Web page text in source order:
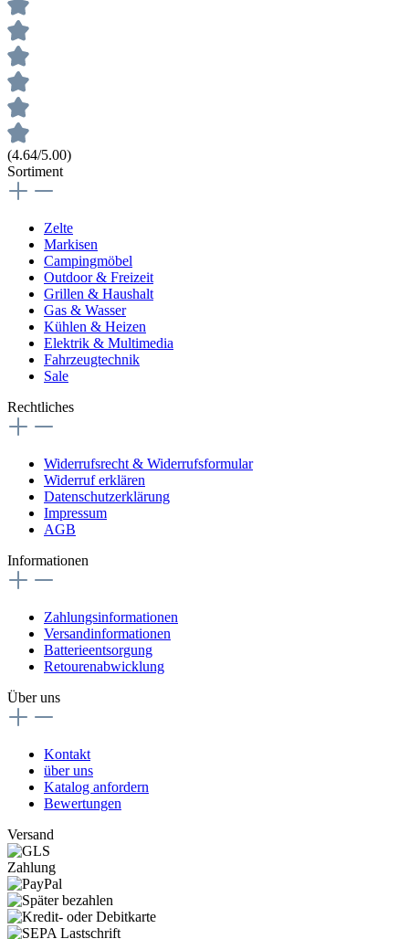
(4.64/5.00)
Sortiment
Zelte
Markisen
Campingmöbel
Outdoor & Freizeit
Grillen & Haushalt
Gas & Wasser
Kühlen & Heizen
Elektrik & Multimedia
Fahrzeugtechnik
Sale
Rechtliches
Widerrufsrecht & Widerrufsformular
Widerruf erklären
Datenschutzerklärung
Impressum
AGB
Informationen
Zahlungsinformationen
Versandinformationen
Batterieentsorgung
Retourenabwicklung
Über uns
Kontakt
über uns
Katalog anfordern
Bewertungen
Versand
Zahlung